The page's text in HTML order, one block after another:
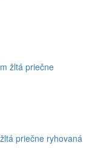
priečne ryhovaná